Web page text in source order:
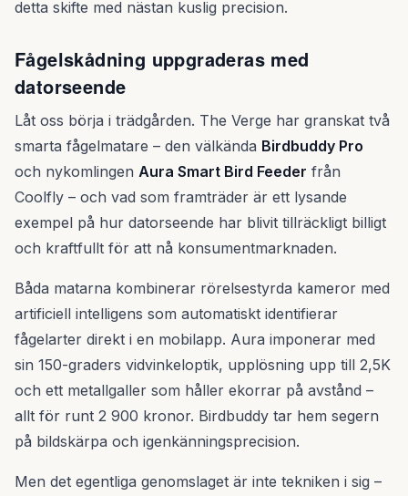
detta skifte med nästan kuslig precision.
Fågelskådning uppgraderas med
datorseende
Låt oss börja i trädgården. The Verge har granskat två
smarta fågelmatare – den välkända Birdbuddy Pro
och nykomlingen Aura Smart Bird Feeder från
Coolfly – och vad som framträder är ett lysande
exempel på hur datorseende har blivit tillräckligt billigt
och kraftfullt för att nå konsumentmarknaden.
Båda matarna kombinerar rörelsestyrda kameror med
artificiell intelligens som automatiskt identifierar
fågelarter direkt i en mobilapp. Aura imponerar med
sin 150-graders vidvinkeloptik, upplösning upp till 2,5K
och ett metallgaller som håller ekorrar på avstånd –
allt för runt 2 900 kronor. Birdbuddy tar hem segern
på bildskärpa och igenkänningsprecision.
Men det egentliga genomslaget är inte tekniken i sig –